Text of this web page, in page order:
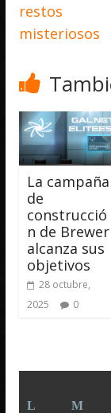
restos
misteriosos
La campaña
de
construcció
n de Brewer
alcanza sus
objetivos
28 octubre,
2025
0
L
M